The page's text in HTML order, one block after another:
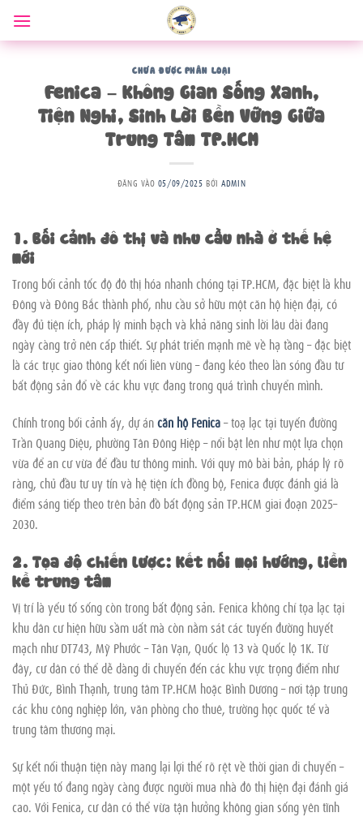
qua
nội
CHƯA ĐƯỢC PHÂN LOẠI
Fenica – Không Gian Sống Xanh,
Tiện Nghi, Sinh Lời Bền Vững Giữa
Trung Tâm TP.HCM
ĐĂNG VÀO 05/09/2025 BỞIADMIN
1. Bối cảnh đô thị và nhu cầu nhà ở thế hệ
mới
Trong bối cảnh tốc độ đô thị hóa nhanh chóng tại TP.HCM, đặc biệt là khu
Đông và Đông Bắc thành phố, nhu cầu sở hữu một căn hộ hiện đại, có
đầy đủ tiện ích, pháp lý minh bạch và khả năng sinh lời lâu dài đang
ngày càng trở nên cấp thiết. Sự phát triển mạnh mẽ về hạ tầng – đặc biệt
là các trục giao thông kết nối liên vùng – đang kéo theo làn sóng đầu tư
bất động sản đổ về các khu vực đang trong quá trình chuyển mình.
Chính trong bối cảnh ấy, dự áncăn hộ Fenica– toạ lạc tại tuyến đường
Trần Quang Diệu, phường Tân Đông Hiệp – nổi bật lên như một lựa chọn
vừa để an cư vừa để đầu tư thông minh. Với quy mô bài bản, pháp lý rõ
ràng, chủ đầu tư uy tín và hệ tiện ích đồng bộ, Fenica được đánh giá là
điểm sáng tiếp theo trên bản đồ bất động sản TP.HCM giai đoạn 2025–
2030.
2. Tọa độ chiến lược: Kết nối mọi hướng, liền
kề trung tâm
Vị trí là yếu tố sống còn trong bất động sản. Fenica không chỉ tọa lạc tại
khu dân cư hiện hữu sầm uất mà còn nằm sát các tuyến đường huyết
mạch như DT743, Mỹ Phước – Tân Vạn, Quốc lộ 13 và Quốc lộ 1K. Từ
đây, cư dân có thể dễ dàng di chuyển đến các khu vực trọng điểm như
Thủ Đức, Bình Thạnh, trung tâm TP.HCM hoặc Bình Dương – nơi tập trung
các khu công nghiệp lớn, văn phòng cho thuê, trường học quốc tế và
trung tâm thương mại.
Sự kết nối thuận tiện này mang lại lợi thế rõ rệt về thời gian di chuyển –
một yếu tố đang ngày càng được người mua nhà đô thị hiện đại đánh giá
cao. Với Fenica, cư dân có thể vừa tận hưởng không gian sống yên tĩnh